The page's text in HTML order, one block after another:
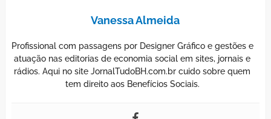
Vanessa Almeida
Profissional com passagens por Designer Gráfico e gestões e
atuação nas editorias de economia social em sites, jornais e
rádios. Aqui no site JornalTudoBH.com.br cuido sobre quem
tem direito aos Benefícios Sociais.